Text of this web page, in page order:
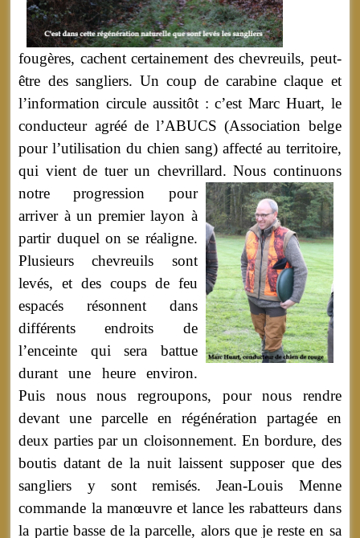
fougères, cachent certainement des chevreuils, peut-
être des sangliers. Un coup de carabine claque et
l’information circule aussitôt : c’est Marc Huart, le
conducteur agréé de l’ABUCS (Association belge
pour l’utilisation du chien sang) affecté au territoire,
qui vient de tuer un chevrillard.Nous continuons
notre progression pour
arriver à un premier layon à
partir duquel on se réaligne.
Plusieurs chevreuils sont
levés, et des coups de feu
espacés résonnent dans
différents endroits de
l’enceinte qui sera battue
durant une heure environ.
Puis nous nous regroupons, pour nous rendre
devant une parcelle en régénération partagée en
deux parties par un cloisonnement. En bordure, des
boutis datant de la nuit laissent supposer que des
sangliers y sont remisés. Jean-Louis Menne
commande la manœuvre et lance les rabatteurs dans
la partie basse de la parcelle, alors que je reste en sa